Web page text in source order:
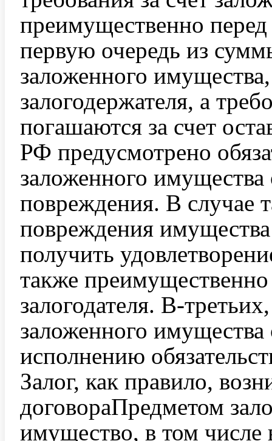
преимущественно
первую очередь из
заложенного
залогодержателя, а
погашаются за счет
РФ предусмотрено
заложенного
повреждения. В случае
повреждения имущества
получить
также
залогодателя. В-
заложенного
исполнению
Залог, как правило,
договораПредметом
имущество, в том